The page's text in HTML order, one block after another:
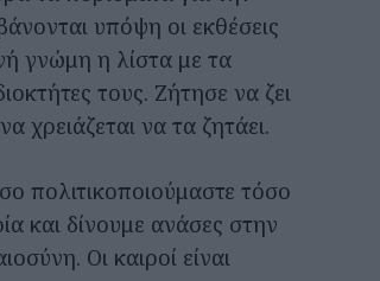
υπόψη οι εκθέσεις
γνώμη η λίστα με τα
τους. Ζήτησε να ζει
χρειάζεται να τα ζητάει.
πολιτικοποιούμαστε τόσο
και δίνουμε ανάσες στην
Οι καιροί είναι